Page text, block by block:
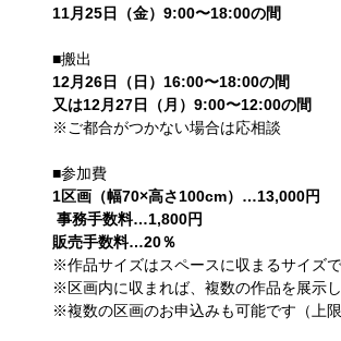
11月25日（金）9:00〜18:00の間
■搬出
12月26日（日）16:00〜18:00の間
又は12月27日（月）9:00〜12:00の間
※ご都合がつかない場合は応相談
■参加費
1区画（幅70×高さ100cm）…13,000円
事務手数料…1,800円
販売手数料…20％
※作品サイズはスペースに収まるサイズで
※区画内に収まれば、複数の作品を展示
※複数の区画のお申込みも可能です（上限